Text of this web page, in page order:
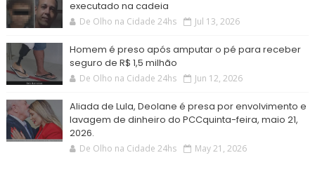
executado na cadeia
De Olho na Cidade 24hs Jul 13, 2026
Homem é preso após amputar o pé para receber
seguro de R$ 1,5 milhão
De Olho na Cidade 24hs Jun 12, 2026
Aliada de Lula, Deolane é presa por envolvimento e
lavagem de dinheiro do PCCquinta-feira, maio 21,
2026.
De Olho na Cidade 24hs May 21, 2026